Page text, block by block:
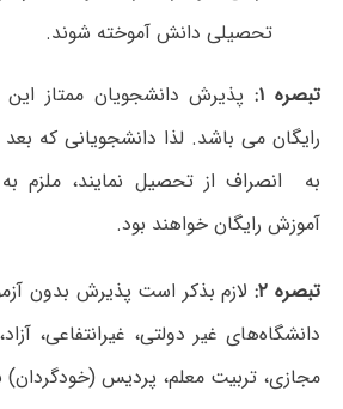
تحصیلی دانش آموخته شوند.
تبصره ۱:
پذیرش دانشجویان ممتاز
رایگان می باشد. لذا دانشجویانی که
به انصراف از تحصیل نمایند، ملزم
آموزش رایگان خواهند بود.
تبصره ۲:
لازم بذکر است پذیرش بدون
دانشگاه‌های غیر دولتی، غیرانتفاعی،
مجازی، تربیت معلم، پردیس (خودگردان)